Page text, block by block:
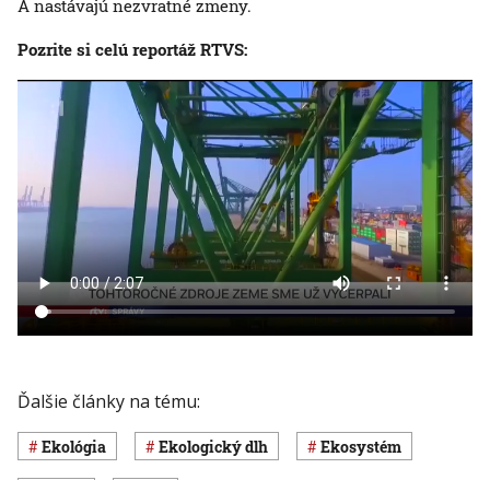
A nastávajú nezvratné zmeny.
Pozrite si celú reportáž RTVS:
Ďalšie články na tému:
ekológia ekologický dlh ekosystém